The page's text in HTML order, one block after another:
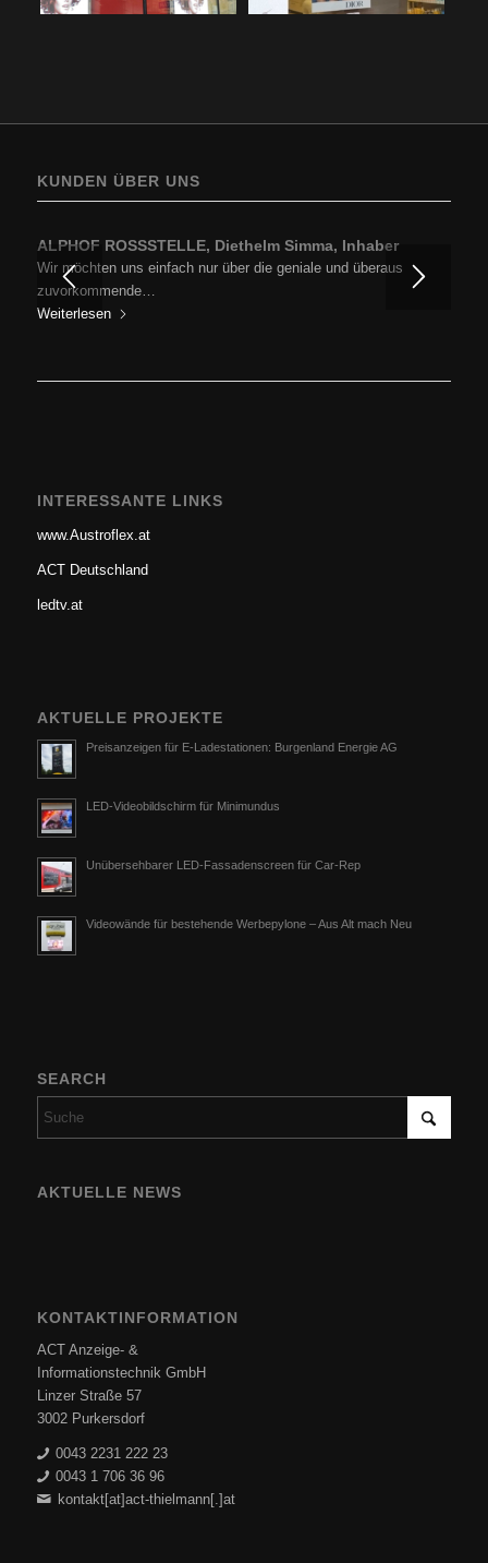
KUNDEN ÜBER UNS
ALPHOF ROSSSTELLE, Diethelm Simma, Inhaber
Wir möchten uns einfach nur über die geniale und überaus
zuvorkommende…
Weiterlesen
INTERESSANTE LINKS
www.Austroflex.at
ACT Deutschland
ledtv.at
AKTUELLE PROJEKTE
Preisanzeigen für E-Ladestationen: Burgenland Energie AG
LED-Videobildschirm für Minimundus
Unübersehbarer LED-Fassadenscreen für Car-Rep
Videowände für bestehende Werbepylone – Aus Alt mach Neu
SEARCH
AKTUELLE NEWS
KONTAKTINFORMATION
ACT Anzeige- &
Informationstechnik GmbH
Linzer Straße 57
3002 Purkersdorf
0043 2231 222 23
0043 1 706 36 96
kontakt[at]act-thielmann[.]at